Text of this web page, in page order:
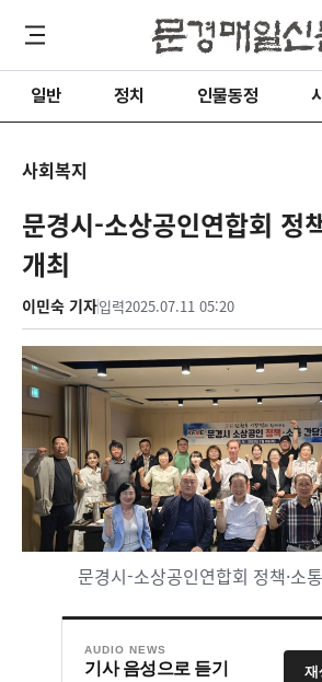
일반 정치 인물동정
사회복지
문경시-소상공인연합회 정
개최
이민숙 기자입력2025.07.11 05:20
문경시-소상공인연합회 정책·소
AUDIO NEWS
기사 음성으로 듣기 재